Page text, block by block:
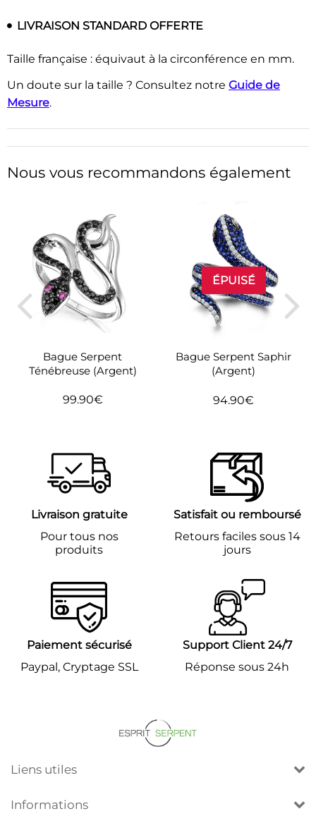
LIVRAISON STANDARD OFFERTE
Taille française : équivaut à la circonférence en mm.
Un doute sur la taille ? Consultez notre Guide de
Mesure.
Nous vous recommandons également
Bague Serpent
Ténébreuse (Argent)
Prix
99.90€
ÉPUISÉ
Bague Serpent Saphir
(Argent)
Prix
94.90€
Livraison gratuite
Pour tous nos
produits
Satisfait ou remboursé
Retours faciles sous 14
jours
Paiement sécurisé
Paypal, Cryptage SSL
Support Client 24/7
Réponse sous 24h
Liens utiles
Informations